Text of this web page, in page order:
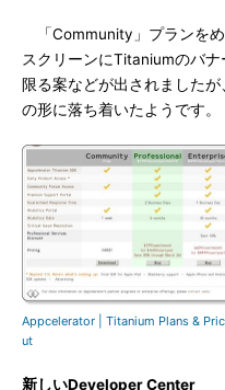
「Community」プランを
スクリーンにTitaniumのバ
限る案などが出されました
の形に落ち着いたようです。
Appcelerator | Titanium Plans &
ut
新しいDeveloper Center